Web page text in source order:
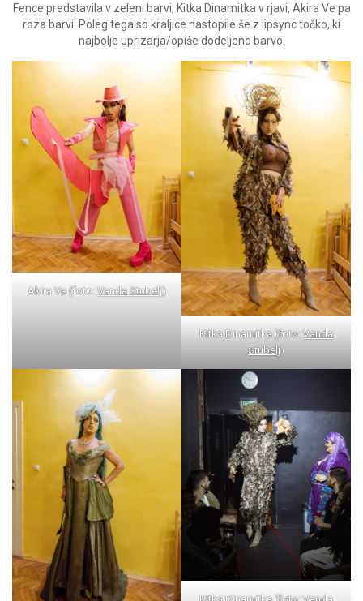
Fence predstavila v zeleni barvi, Kitka Dinamitka v rjavi, Akira Ve pa
roza barvi. Poleg tega so kraljice nastopile še z lipsync točko, ki
najbolje uprizarja/opiše dodeljeno barvo.
Akira Ve (foto: Vanda Stubelj)
Kitka Dinamitka (foto: Vanda
Stubelj)